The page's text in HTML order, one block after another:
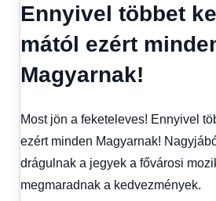
Hírek
,
Hírek
1
Ennyivel többet
mától ezért
Magyarnak!
Most jön a feketeleves! Ennyivel
ezért minden Magyarnak!
drágulnak a jegyek a fővárosi
megmaradnak a kedvezmények.